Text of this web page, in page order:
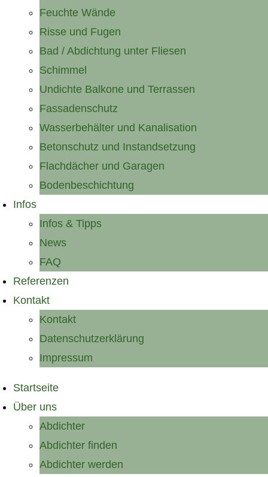
Feuchte Wände
Risse und Fugen
Bad / Abdichtung unter Fliesen
Schimmel
Undichte Balkone und Terrassen
Fassadenschutz
Wasserbehälter und Kanalisation
Betonschutz und Instandsetzung
Flachdächer und Garagen
Bodenbeschichtung
Infos
Infos & Tipps
News
FAQ
Referenzen
Kontakt
Kontakt
Datenschutzerklärung
Impressum
Startseite
Über uns
Abdichter
Abdichter finden
Abdichter werden